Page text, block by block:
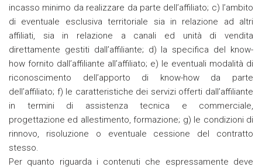
incasso minimo da realizzare da parte dell’affiliato; c) l’ambito
di eventuale esclusiva territoriale sia in relazione ad altri
affiliati, sia in relazione a canali ed unità di vendita
direttamente gestiti dall’affiliante; d) la specifica del know-
how fornito dall’affiliante all’affiliato; e) le eventuali modalità di
riconoscimento dell’apporto di know-how da parte
dell’affiliato; f) le caratteristiche dei servizi offerti dall’affiliante
in termini di assistenza tecnica e commerciale,
progettazione ed allestimento, formazione; g) le condizioni di
rinnovo, risoluzione o eventuale cessione del contratto
stesso.
Per quanto riguarda i contenuti che espressamente deve